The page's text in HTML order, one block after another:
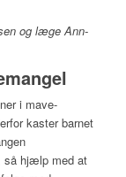
og læge Ann-
i mave-
kaster barnet
så hjælp med at